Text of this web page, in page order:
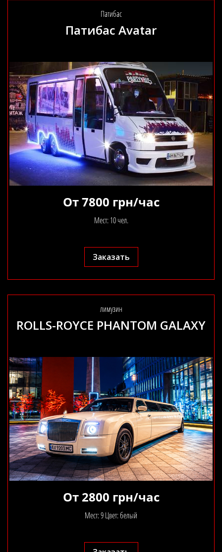
Патибас
Патибас Avatar
От 7800 грн/час
Мест: 10 чел.
Заказать
лимузин
ROLLS-ROYCE PHANTOM GALAXY
От 2800 грн/час
Мест: 9 Цвет: белый